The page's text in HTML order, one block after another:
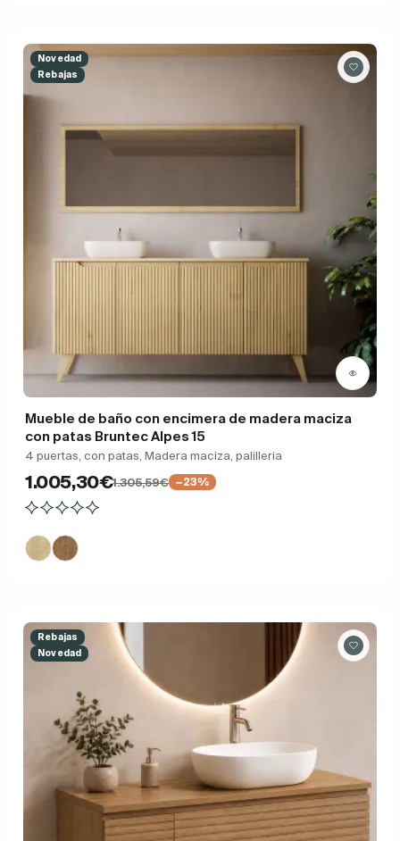
Novedad
Rebajas
Mueble de baño con encimera de madera maciza
con patas Bruntec Alpes 15
4 puertas, con patas, Madera maciza, palilleria
1.005,30€1.305,59€ −23%
Rebajas
Novedad